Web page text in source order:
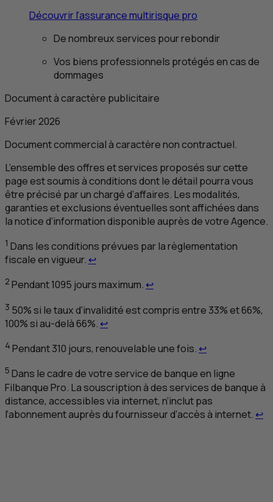
Découvrir l'assurance multirisque pro
De nombreux services pour rebondir
Vos biens professionnels protégés en cas de
dommages
Document à caractère publicitaire
Février 2026
Document commercial à caractère non contractuel.
L’ensemble des offres et services proposés sur cette
page est soumis à conditions dont le détail pourra vous
être précisé par un chargé d’affaires. Les modalités,
garanties et exclusions éventuelles sont affichées dans
la notice d’information disponible auprès de votre Agence.
1 Dans les conditions prévues par la règlementation
fiscale en vigueur. ↩Retour au renvoi 1
2 Pendant 1095 jours maximum. ↩Retour au renvoi 2
3 50% si le taux d’invalidité est compris entre 33% et 66%,
100% si au-delà 66%. ↩Retour au renvoi 3
4 Pendant 310 jours, renouvelable une fois. ↩Retour au
5 Dans le cadre de votre service de banque en ligne
Filbanque Pro. La souscription à des services de banque à
distance, accessibles via internet, n’inclut pas
l’abonnement auprès du fournisseur d’accès à internet. ↩